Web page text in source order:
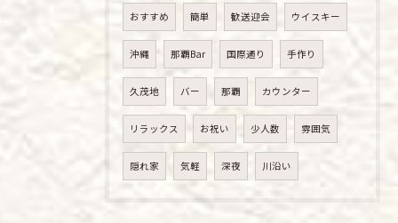
おすすめ 簡単 歓送迎会 ウイスキー
沖縄 那覇Bar 国際通り 手作り
久茂地 バー 那覇 カウンター
リラックス お祝い 少人数 雰囲気
隠れ家 気軽 深夜 川沿い